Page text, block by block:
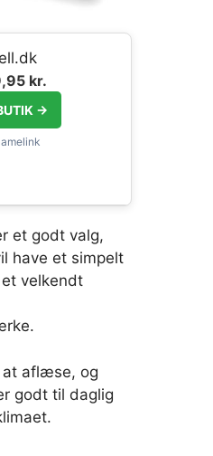
kr.
→
et godt valg,
have et simpelt
velkendt
at aflæse, og
godt til daglig